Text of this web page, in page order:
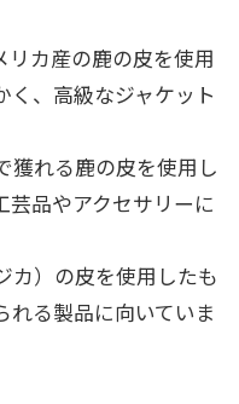
リカ産の鹿の皮を使用
く、高級なジャケット
獲れる鹿の皮を使用し
芸品やアクセサリーに
カ）の皮を使用したも
れる製品に向いていま